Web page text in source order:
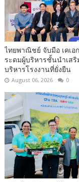
ไทยพาณิชย์ จับมือ เคเอก
ระดมผู้บริหารชั้นนำเสริ
บริหารโรงงานที่ยั่งยืน
August 06, 2026 0